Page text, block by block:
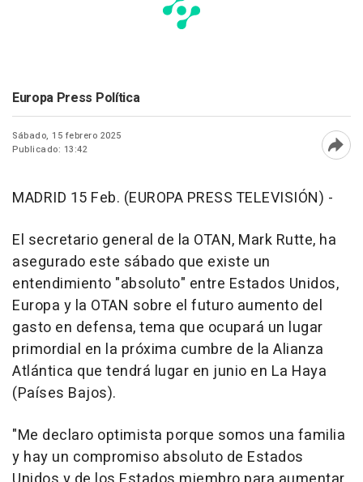
Europa Press Política
Sábado, 15 febrero 2025
Publicado: 13:42
MADRID 15 Feb. (EUROPA PRESS TELEVISIÓN) -
El secretario general de la OTAN, Mark Rutte, ha
asegurado este sábado que existe un
entendimiento "absoluto" entre Estados Unidos,
Europa y la OTAN sobre el futuro aumento del
gasto en defensa, tema que ocupará un lugar
primordial en la próxima cumbre de la Alianza
Atlántica que tendrá lugar en junio en La Haya
(Países Bajos).
"Me declaro optimista porque somos una familia
y hay un compromiso absoluto de Estados